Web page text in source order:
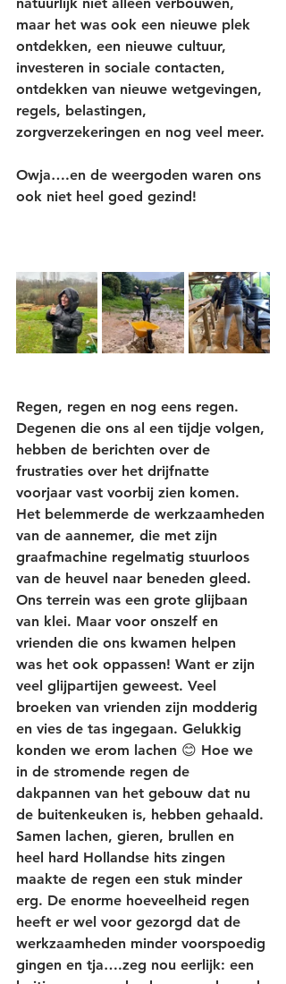
maar het was ook een nieuwe plek
ontdekken, een nieuwe cultuur,
investeren in sociale contacten,
ontdekken van nieuwe wetgevingen,
regels, belastingen,
zorgverzekeringen en nog veel meer.
Owja….en de weergoden waren ons
ook niet heel goed gezind!
Regen, regen en nog eens regen.
Degenen die ons al een tijdje volgen,
hebben de berichten over de
frustraties over het drijfnatte
voorjaar vast voorbij zien komen.
Het belemmerde de werkzaamheden
van de aannemer, die met zijn
graafmachine regelmatig stuurloos
van de heuvel naar beneden gleed.
Ons terrein was een grote glijbaan
van klei. Maar voor onszelf en
vrienden die ons kwamen helpen
was het ook oppassen! Want er zijn
veel glijpartijen geweest. Veel
broeken van vrienden zijn modderig
en vies de tas ingegaan. Gelukkig
konden we erom lachen 😊 Hoe we
in de stromende regen de
dakpannen van het gebouw dat nu
de buitenkeuken is, hebben gehaald.
Samen lachen, gieren, brullen en
heel hard Hollandse hits zingen
maakte de regen een stuk minder
erg. De enorme hoeveelheid regen
heeft er wel voor gezorgd dat de
werkzaamheden minder voorspoedig
gingen en tja….zeg nou eerlijk: een